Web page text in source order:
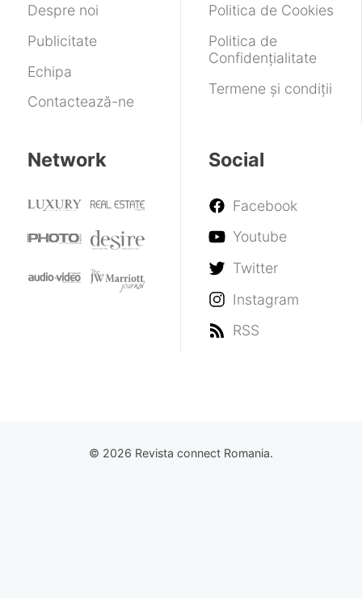
Despre noi
Publicitate
Echipa
Contactează-ne
Politica de Cookies
Politica de
Confidențialitate
Termene și condiții
Network Social
Facebook
Youtube
Twitter
Instagram
RSS
© 2026 Revista connect Romania.